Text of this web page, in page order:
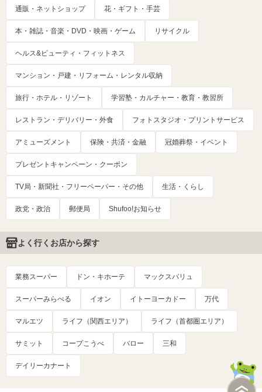
通販・ネットショップ 花・ギフト・手芸
本・雑誌・音楽・DVD・映画・ゲーム リサイクル
ヘルス&ビューティ・フィットネス
マンション・戸建・リフォーム・レンタル収納
旅行・ホテル・リゾート 学習塾・カルチャー・教育・教習所
レストラン・デリバリー・外食 フォトスタジオ・プリントサービス
アミューズメント 保険・共済・金融 冠婚葬祭・イベント
プレゼントキャンペーン・クーポン
TV局・新聞社・フリーペーパー・その他 生活・くらし
政党・政治 郵便局 Shufoo!お知らせ
よく行くお店から探す
業務スーパー ドン・キホーテ マックスバリュ
スーパーみらべる イオン イトーヨーカドー 万代
マルエツ ライフ（関西エリア） ライフ（首都圏エリア）
サミット コープこうべ バロー 三和
デイリーカナート